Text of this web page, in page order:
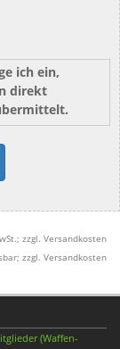
ich ein,
direkt
zzgl. Versandkosten
zzgl. Versandkosten
(Waffen-